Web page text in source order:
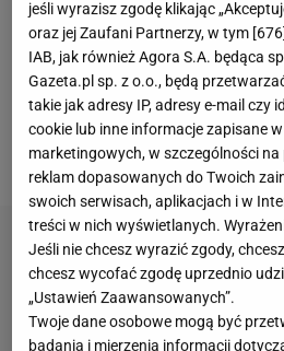
rewanżu Anglicy do pewnego
prezentowali się dobrze.
do remisu. Tuż przed przerwą
trzeci wyszła na
momentu gra "Srok"
jeśli wyrazisz zgodę klikając
oraz jej Zaufani Partnerzy, w tym [676
IAB, jak również Agora S.A. będąca
Gazeta.pl sp. z o.o., będą
takie jak adresy IP, adresy e-mail czy
cookie lub inne informacje zapisane
marketingowych, w szczególności
reklam dopasowanych do Twoich
swoich serwisach, aplikacjach i w
treści w nich wyświetlanych.
Jeśli nie chcesz wyrazić zgody,
chcesz wycofać zgodę uprzednio
„Ustawień Zaawansowanych”.
Twoje dane osobowe mogą być
badania i mierzenia informacji